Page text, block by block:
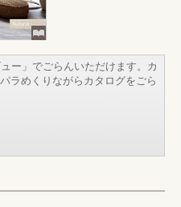
ー」でごらんいただけます。カ
ラめくりながらカタログをごら